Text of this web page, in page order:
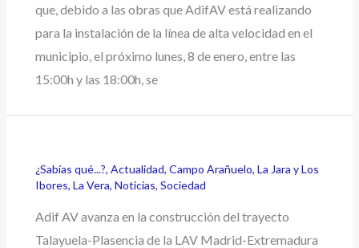
que, debido a las obras que AdifAV está realizando
para la instalación de la línea de alta velocidad en el
municipio, el próximo lunes, 8 de enero, entre las
15:00h y las 18:00h, se
¿Sabías qué...?,Actualidad,Campo Arañuelo,La Jara y Los
Ibores,La Vera,Noticias,Sociedad
Adif AV avanza en la construcción del trayecto
Talayuela-Plasencia de la LAV Madrid-Extremadura